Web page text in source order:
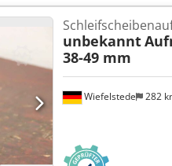
Wiefelstede 282
unbekannt
38-49 mm